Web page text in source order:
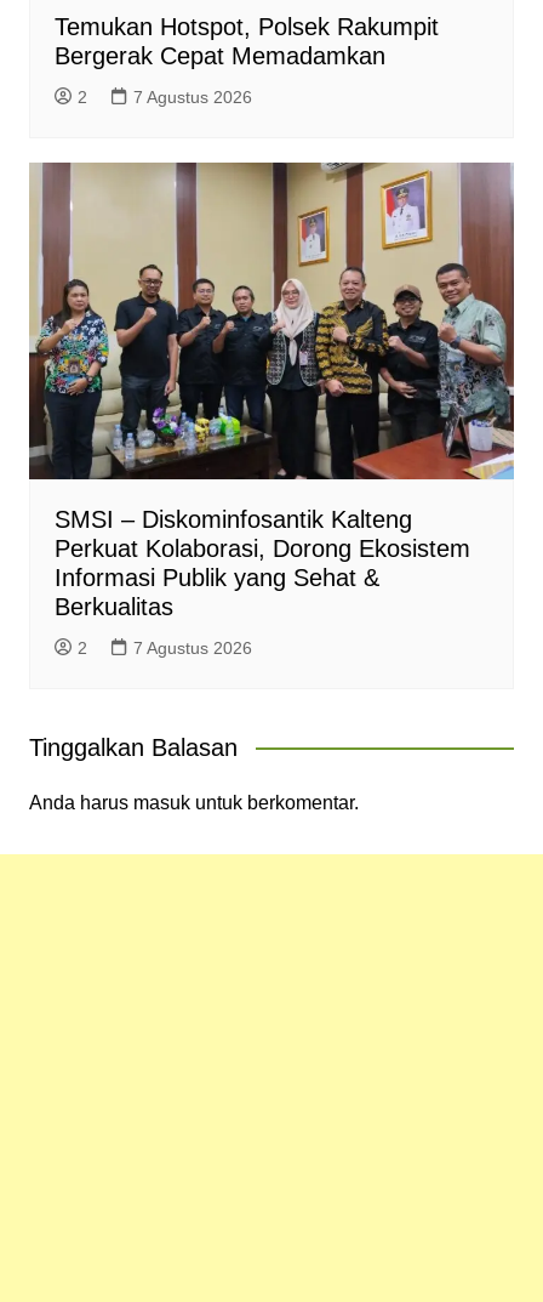
Temukan Hotspot, Polsek Rakumpit
Bergerak Cepat Memadamkan
2 7 Agustus 2026
SMSI – Diskominfosantik Kalteng
Perkuat Kolaborasi, Dorong Ekosistem
Informasi Publik yang Sehat &
Berkualitas
2 7 Agustus 2026
Tinggalkan Balasan
Anda harus masukuntuk berkomentar.